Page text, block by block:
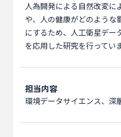
人為開発による自然改変に
や、人の健康がどのような
にするため、人工衛星デー
を応用した研究を行ってい
担当内容
環境データサイエンス、深